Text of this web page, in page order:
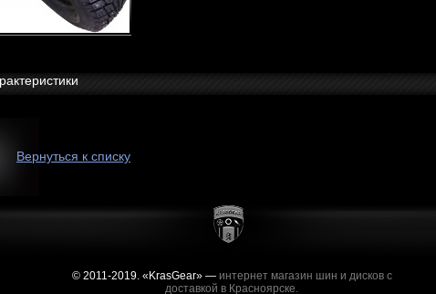
Вернуться к списку
© 2011-2019. «KrasGear» — интернет магазин шин и дисков с
доставкой в Красноярске.